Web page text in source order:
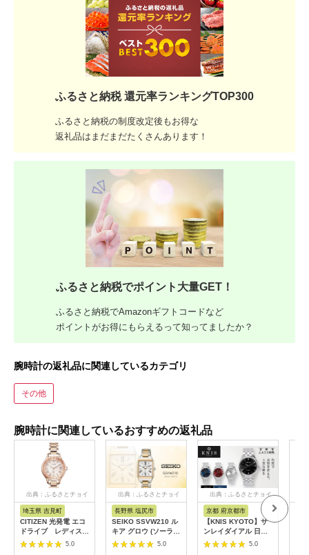
ふるさと納税 還元率ランキングTOP300
ふるさと納税の制度改定後もお得な
返礼品はまだまだたくさんあります！
ふるさと納税でポイント大量GET！
ふるさと納税でAmazonギフトコードなど
ポイントがお得にもらえるって知ってましたか？
腕時計の返礼品に関連しているカテゴリ
その他
腕時計に関連しているおすすめの返礼品
出典：ふるさとチョイ
ス
埼玉県 吉見町
CITIZEN 光発電 エコ
ドライブ レディス
時計 クロスシー
EC1164-53W
5.0
出典：ふるさとチョイ
ス
長野県 塩尻市
SEIKO SSVW210 ル
キア グロウ (ソーラー
電波) | セイコー ルキ
ア ソーラー 腕時計 時
5.0
出典：ふるさとチョイ
京都 府京都市
【KNIS KYOTO】サ
ンレイダイアル 日本
製 自動巻き 腕時計＜
カラー選択可＞｜京都
5.0